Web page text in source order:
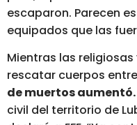
escaparon. Parecen
equipados que las
Mientras las
rescatar cuerpos
de muertos aumentó.
civil del territorio de